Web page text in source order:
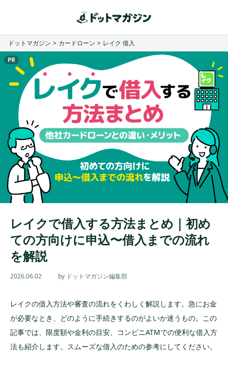
ドットマガジン > カードローン > レイク 借入
レイクで借入する方法まとめ｜初め
ての方向けに申込〜借入までの流れ
を解説
2026.06.02 by ドットマガジン編集部
レイクの借入方法や審査の流れをくわしく解説します。急にお金
が必要なとき、どのように手続きするのがよいか迷うもの。この
記事では、限度額や金利の目安、コンビニATMでの便利な借入方
法も紹介します。スムーズな借入のための参考にしてください。